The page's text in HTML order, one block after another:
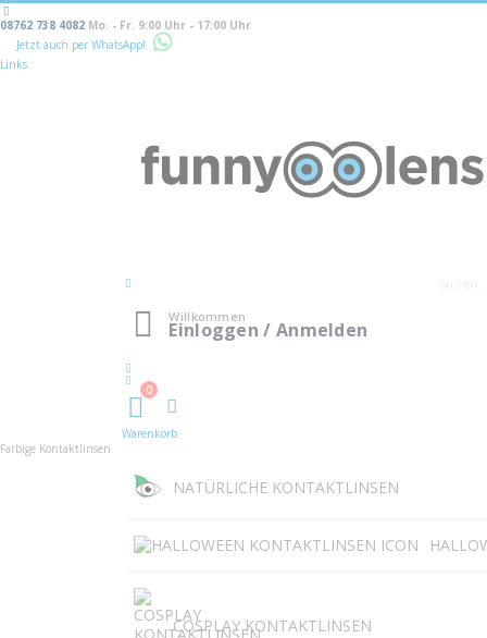
08762 738 4082 Mo. - Fr. 9:00 Uhr - 17:00 Uhr
Jetzt auch per WhatsApp!
Links
Willkommen
Einloggen / Anmelden
Warenkorb
0
Warenkorb
Farbige Kontaktlinsen
NATÜRLICHE KONTAKTLINSEN
COSPLAY KONTAKTLINSEN